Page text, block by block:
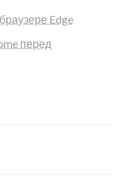
Edge
перед